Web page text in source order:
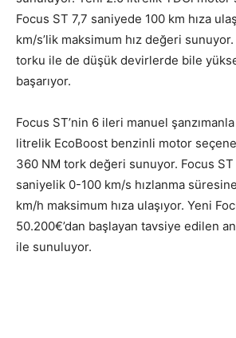
Focus ST 7,7 saniyede 100 km hıza
km/s’lik maksimum hız değeri
torku ile de düşük devirlerde bile
başarıyor.
Focus ST’nin 6 ileri manuel
litrelik EcoBoost benzinli motor
360 NM tork değeri sunuyor. Focus
saniyelik 0-100 km/s hızlanma
km/h maksimum hıza ulaşıyor. Yeni
50.200€’dan başlayan tavsiye edilen
ile sunuluyor.